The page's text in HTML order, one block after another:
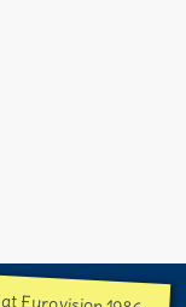
Eurovision 1986